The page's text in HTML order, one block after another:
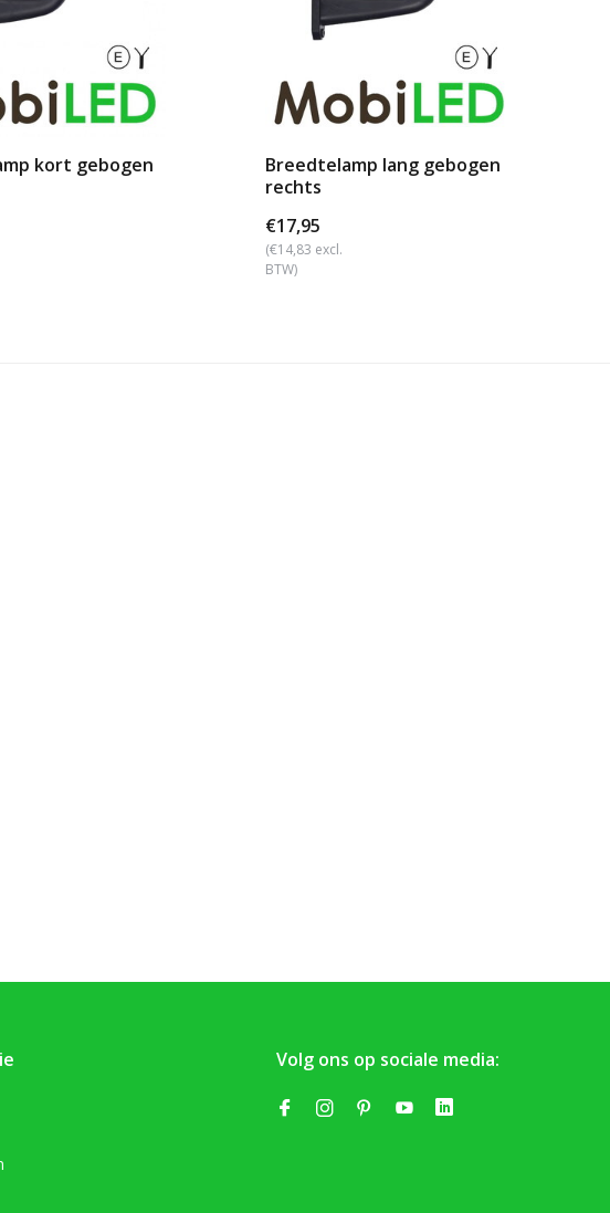
kort gebogen
Breedtelamp lang gebogen
rechts
€17,95
(€14,83 excl.
BTW)
Volg ons op sociale media: